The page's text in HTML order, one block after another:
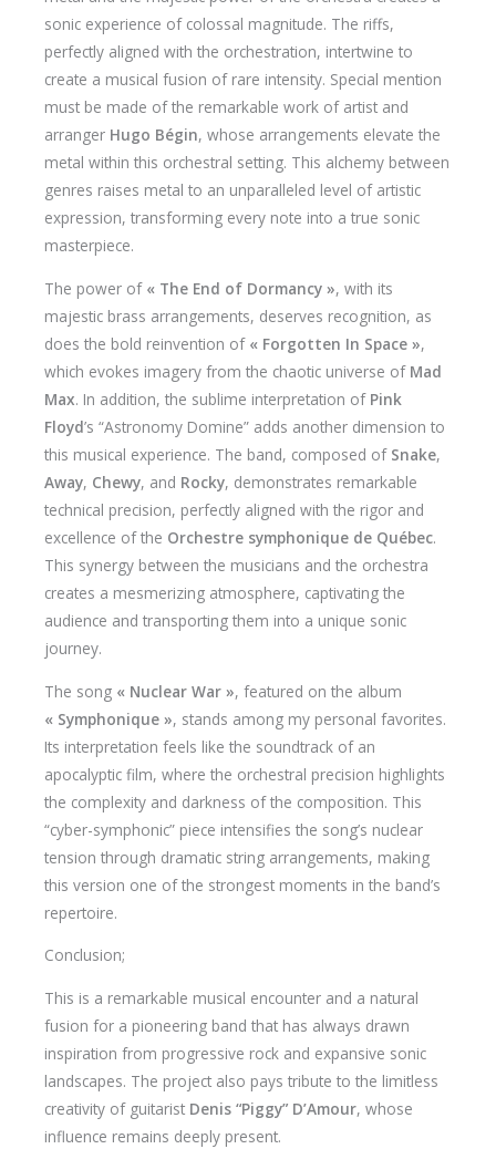
sonic experience of colossal magnitude. The riffs,
perfectly aligned with the orchestration, intertwine to
create a musical fusion of rare intensity. Special mention
must be made of the remarkable work of artist and
arranger Hugo Bégin, whose arrangements elevate the
metal within this orchestral setting. This alchemy between
genres raises metal to an unparalleled level of artistic
expression, transforming every note into a true sonic
masterpiece.
The power of « The End of Dormancy », with its
majestic brass arrangements, deserves recognition, as
does the bold reinvention of « Forgotten In Space »,
which evokes imagery from the chaotic universe of Mad
Max. In addition, the sublime interpretation of Pink
Floyd’s “Astronomy Domine” adds another dimension to
this musical experience. The band, composed of Snake,
Away, Chewy, and Rocky, demonstrates remarkable
technical precision, perfectly aligned with the rigor and
excellence of the Orchestre symphonique de Québec.
This synergy between the musicians and the orchestra
creates a mesmerizing atmosphere, captivating the
audience and transporting them into a unique sonic
journey.
The song « Nuclear War », featured on the album
« Symphonique », stands among my personal favorites.
Its interpretation feels like the soundtrack of an
apocalyptic film, where the orchestral precision highlights
the complexity and darkness of the composition. This
“cyber-symphonic” piece intensifies the song’s nuclear
tension through dramatic string arrangements, making
this version one of the strongest moments in the band’s
repertoire.
Conclusion;
This is a remarkable musical encounter and a natural
fusion for a pioneering band that has always drawn
inspiration from progressive rock and expansive sonic
landscapes. The project also pays tribute to the limitless
creativity of guitarist Denis “Piggy” D’Amour, whose
influence remains deeply present.